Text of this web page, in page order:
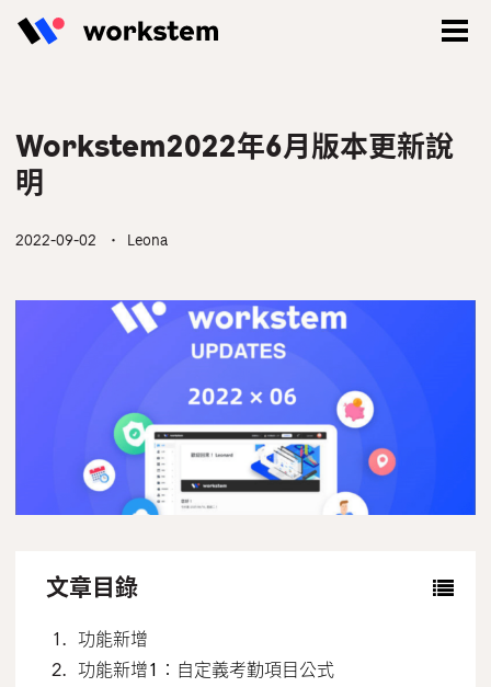
Workstem2022年6月版本更新說
明
2022-09-02 ・ Leona
文章目錄
功能新增
功能新增1：自定義考勤項目公式